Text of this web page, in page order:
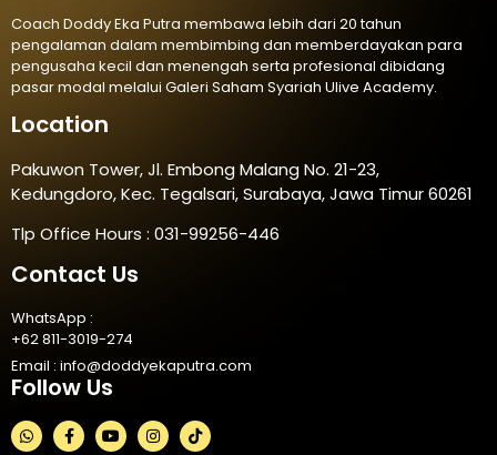
Coach Doddy Eka Putra membawa lebih dari 20 tahun
pengalaman dalam membimbing dan memberdayakan para
pengusaha kecil dan menengah serta profesional dibidang
pasar modal melalui Galeri Saham Syariah Ulive Academy.
Location
Pakuwon Tower, Jl. Embong Malang No. 21-23,
Kedungdoro, Kec. Tegalsari, Surabaya, Jawa Timur 60261
Tlp Office Hours : 031-99256-446
Contact Us
WhatsApp :
+62 811-3019-274
Email : info@doddyekaputra.com
Follow Us